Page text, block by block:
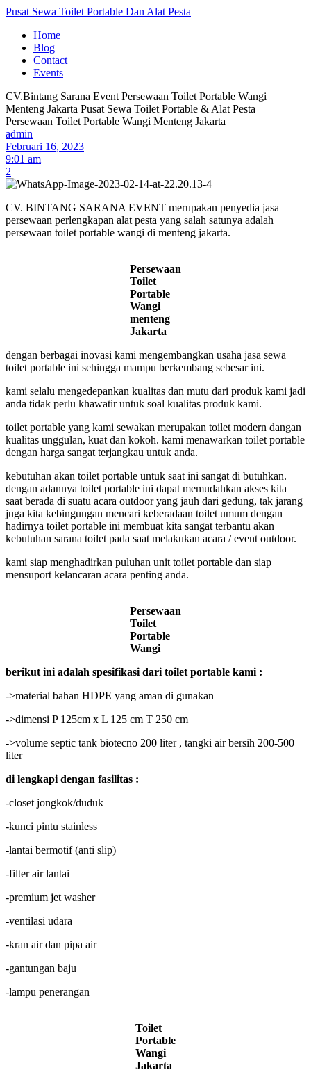
Pusat Sewa Toilet Portable Dan Alat Pesta
Home
Blog
Contact
Events
CV.Bintang Sarana Event Persewaan Toilet Portable Wangi
Menteng Jakarta Pusat Sewa Toilet Portable & Alat Pesta
Persewaan Toilet Portable Wangi Menteng Jakarta
admin
Februari 16, 2023
9:01 am
2
CV. BINTANG SARANA EVENT merupakan penyedia jasa
persewaan perlengkapan alat pesta yang salah satunya adalah
persewaan toilet portable wangi di menteng jakarta.
Persewaan
Toilet
Portable
Wangi
menteng
Jakarta
dengan berbagai inovasi kami mengembangkan usaha jasa sewa
toilet portable ini sehingga mampu berkembang sebesar ini.
kami selalu mengedepankan kualitas dan mutu dari produk kami jadi
anda tidak perlu khawatir untuk soal kualitas produk kami.
toilet portable yang kami sewakan merupakan toilet modern dangan
kualitas unggulan, kuat dan kokoh. kami menawarkan toilet portable
dengan harga sangat terjangkau untuk anda.
kebutuhan akan toilet portable untuk saat ini sangat di butuhkan.
dengan adannya toilet portable ini dapat memudahkan akses kita
saat berada di suatu acara outdoor yang jauh dari gedung, tak jarang
juga kita kebingungan mencari keberadaan toilet umum dengan
hadirnya toilet portable ini membuat kita sangat terbantu akan
kebutuhan sarana toilet pada saat melakukan acara / event outdoor.
kami siap menghadirkan puluhan unit toilet portable dan siap
mensuport kelancaran acara penting anda.
Persewaan
Toilet
Portable
Wangi
berikut ini adalah spesifikasi dari toilet portable kami :
->material bahan HDPE yang aman di gunakan
->dimensi P 125cm x L 125 cm T 250 cm
->volume septic tank biotecno 200 liter , tangki air bersih 200-500
liter
di lengkapi dengan fasilitas :
-closet jongkok/duduk
-kunci pintu stainless
-lantai bermotif (anti slip)
-filter air lantai
-premium jet washer
-ventilasi udara
-kran air dan pipa air
-gantungan baju
-lampu penerangan
Toilet
Portable
Wangi
Jakarta